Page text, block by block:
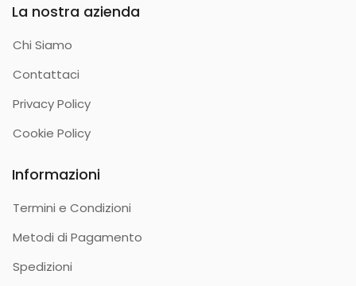
La nostra azienda
Chi Siamo
Contattaci
Privacy Policy
Cookie Policy
Informazioni
Termini e Condizioni
Metodi di Pagamento
Spedizioni